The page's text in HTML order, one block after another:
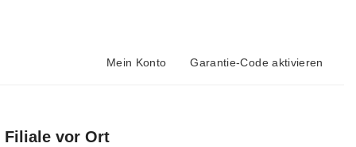
Mein Konto Garantie-Code aktivieren
Filiale vor Ort